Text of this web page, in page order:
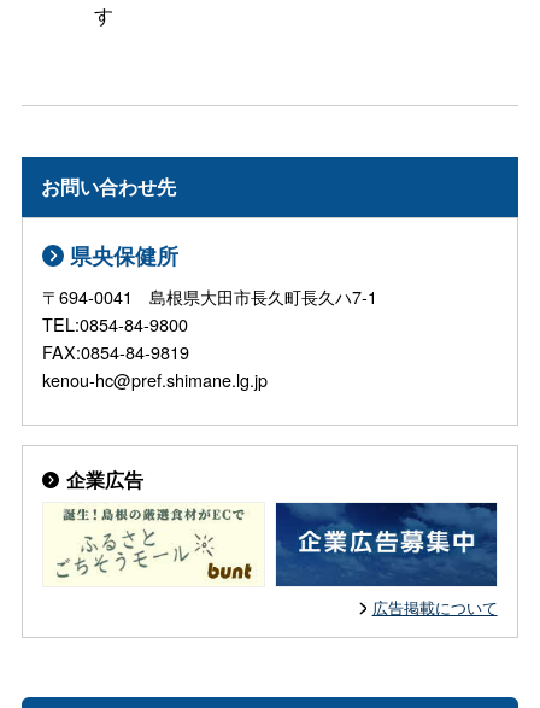
す
お問い合わせ先
県央保健所
〒694-0041 島根県大田市長久町長久ハ7-1
TEL:0854-84-9800
FAX:0854-84-9819
kenou-hc@pref.shimane.lg.jp
企業広告
広告掲載について